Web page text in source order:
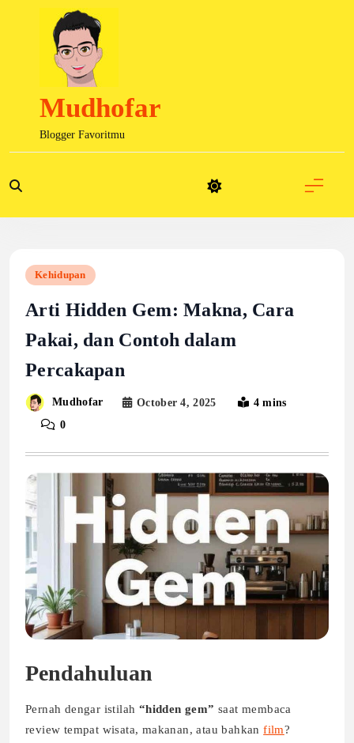
Mudhofar
Blogger Favoritmu
Kehidupan
Arti Hidden Gem: Makna, Cara
Pakai, dan Contoh dalam
Percakapan
Mudhofar October 4, 2025
4 mins
0
Pendahuluan
Pernah dengar istilah “hidden gem” saat membaca
review tempat wisata, makanan, atau bahkanfilm?